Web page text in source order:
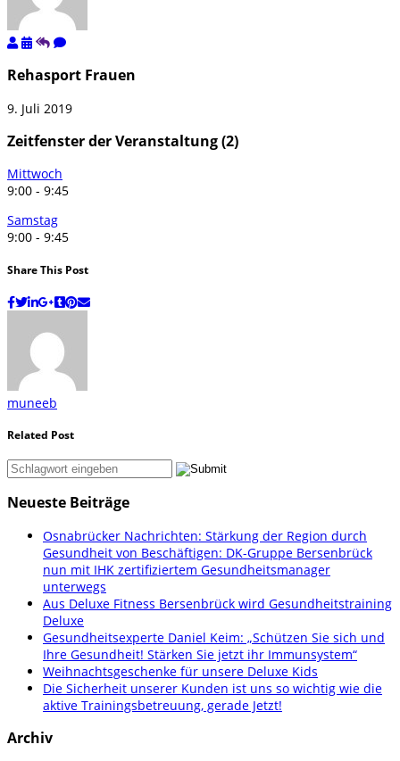
Rehasport Frauen
9. Juli 2019
Zeitfenster der Veranstaltung (2)
Mittwoch
9:00 - 9:45
Samstag
9:00 - 9:45
Share This Post
muneeb
Related Post
Neueste Beiträge
Osnabrücker Nachrichten: Stärkung der Region durch
Gesundheit von Beschäftigen: DK-Gruppe Bersenbrück
nun mit IHK zertifiziertem Gesundheitsmanager
unterwegs
Aus Deluxe Fitness Bersenbrück wird Gesundheitstraining
Deluxe
Gesundheitsexperte Daniel Keim: „Schützen Sie sich und
Ihre Gesundheit! Stärken Sie jetzt ihr Immunsystem“
Weihnachtsgeschenke für unsere Deluxe Kids
Die Sicherheit unserer Kunden ist uns so wichtig wie die
aktive Trainingsbetreuung, gerade Jetzt!
Archiv